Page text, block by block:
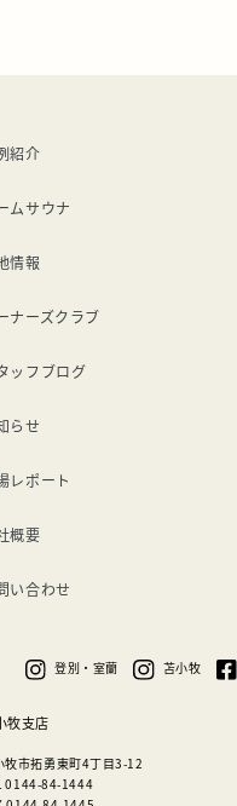
紹介
ムサウナ
情報
ナーズクラブ
ッフブログ
らせ
レポート
概要
い合わせ
牧支店
牧市拓勇東町4丁目3-12
0144-84-1444
登別・室蘭 苫小牧